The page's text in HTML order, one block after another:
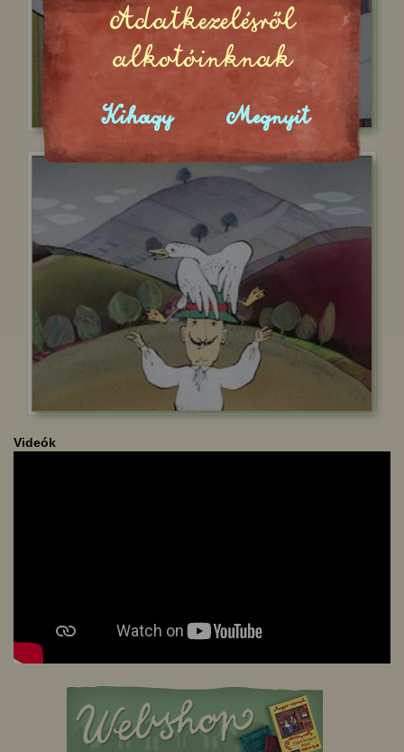
Videók
Adatkezelésről
alkotóinknak
Kihagy Megnyit